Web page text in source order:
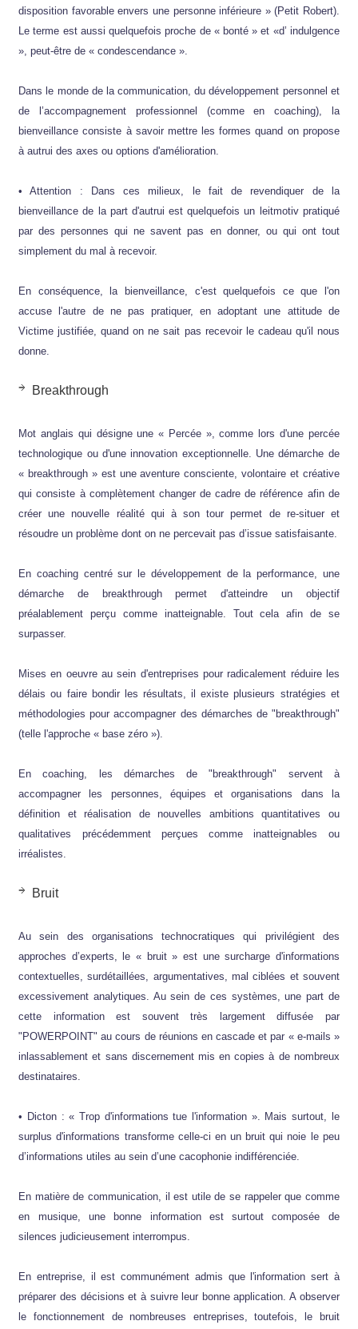
disposition favorable envers une personne inférieure » (Petit Robert).
Le terme est aussi quelquefois proche de « bonté » et «d’ indulgence
», peut-être de « condescendance ».
Dans le monde de la communication, du développement personnel et
de l’accompagnement professionnel (comme en coaching), la
bienveillance consiste à savoir mettre les formes quand on propose
à autrui des axes ou options d'amélioration.
• Attention : Dans ces milieux, le fait de revendiquer de la
bienveillance de la part d'autrui est quelquefois un leitmotiv pratiqué
par des personnes qui ne savent pas en donner, ou qui ont tout
simplement du mal à recevoir.
En conséquence, la bienveillance, c'est quelquefois ce que l'on
accuse l'autre de ne pas pratiquer, en adoptant une attitude de
Victime justifiée, quand on ne sait pas recevoir le cadeau qu'il nous
donne.
Breakthrough
Mot anglais qui désigne une « Percée », comme lors d'une percée
technologique ou d'une innovation exceptionnelle. Une démarche de
« breakthrough » est une aventure consciente, volontaire et créative
qui consiste à complètement changer de cadre de référence afin de
créer une nouvelle réalité qui à son tour permet de re-situer et
résoudre un problème dont on ne percevait pas d’issue satisfaisante.
En coaching centré sur le développement de la performance, une
démarche de breakthrough permet d'atteindre un objectif
préalablement perçu comme inatteignable. Tout cela afin de se
surpasser.
Mises en oeuvre au sein d'entreprises pour radicalement réduire les
délais ou faire bondir les résultats, il existe plusieurs stratégies et
méthodologies pour accompagner des démarches de "breakthrough"
(telle l'approche « base zéro »).
En coaching, les démarches de "breakthrough" servent à
accompagner les personnes, équipes et organisations dans la
définition et réalisation de nouvelles ambitions quantitatives ou
qualitatives précédemment perçues comme inatteignables ou
irréalistes.
Bruit
Au sein des organisations technocratiques qui privilégient des
approches d’experts, le « bruit » est une surcharge d'informations
contextuelles, surdétaillées, argumentatives, mal ciblées et souvent
excessivement analytiques. Au sein de ces systèmes, une part de
cette information est souvent très largement diffusée par
"POWERPOINT" au cours de réunions en cascade et par « e-mails »
inlassablement et sans discernement mis en copies à de nombreux
destinataires.
• Dicton : « Trop d'informations tue l'information ». Mais surtout, le
surplus d'informations transforme celle-ci en un bruit qui noie le peu
d’informations utiles au sein d’une cacophonie indifférenciée.
En matière de communication, il est utile de se rappeler que comme
en musique, une bonne information est surtout composée de
silences judicieusement interrompus.
En entreprise, il est communément admis que l'information sert à
préparer des décisions et à suivre leur bonne application. A observer
le fonctionnement de nombreuses entreprises, toutefois, le bruit